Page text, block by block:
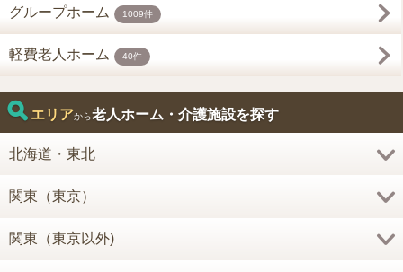
グループホーム 1009件
軽費老人ホーム 40件
エリアから老人ホーム・介護施設を探す
北海道・東北
関東（東京）
関東（東京以外)